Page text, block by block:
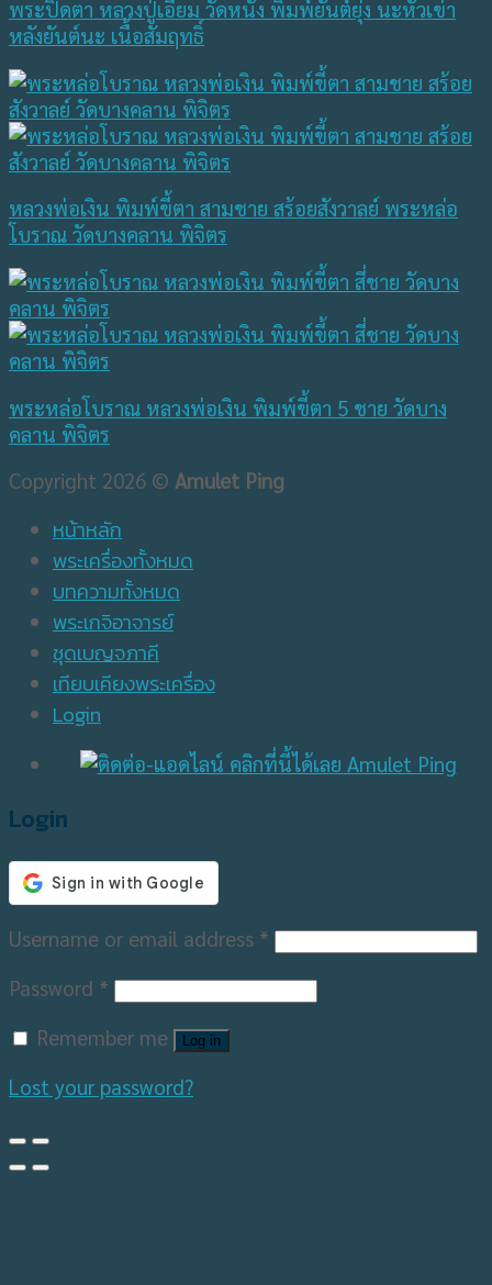
พระปิดตา หลวงปู่เอี่ยม วัดหนัง พิมพ์ยันต์ยุ่ง นะหัวเข่า
หลังยันต์นะ เนื้อสัมฤทธิ์
หลวงพ่อเงิน พิมพ์ขี้ตา สามชาย สร้อยสังวาลย์ พระหล่อ
โบราณ วัดบางคลาน พิจิตร
พระหล่อโบราณ หลวงพ่อเงิน พิมพ์ขี้ตา 5 ชาย วัดบาง
คลาน พิจิตร
Copyright 2026 © Amulet Ping
หน้าหลัก
พระเครื่องทั้งหมด
บทความทั้งหมด
พระเกจิอาจารย์
ชุดเบญจภาคี
เทียบเคียงพระเครื่อง
Login
Login
Username or email address *
Password *
Remember me
Log in
Lost your password?